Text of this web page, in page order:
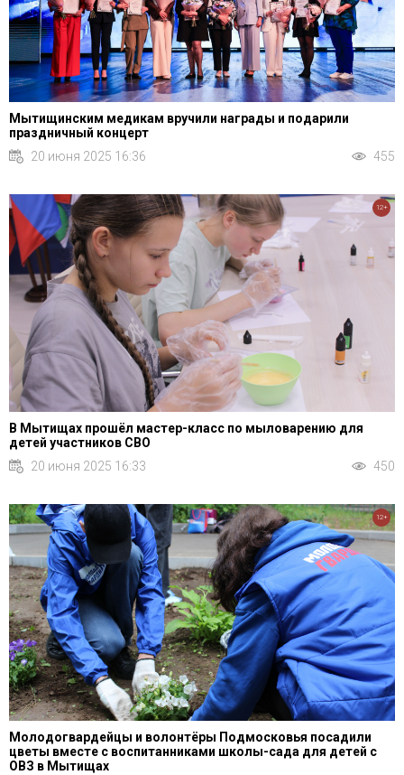
Мытищинским медикам вручили награды и подарили
праздничный концерт
20 июня 2025 16:36
455
В Мытищах прошёл мастер-класс по мыловарению для
детей участников СВО
20 июня 2025 16:33
450
12+
Молодогвардейцы и волонтёры Подмосковья посадили
цветы вместе с воспитанниками школы-сада для детей с
ОВЗ в Мытищах
12+